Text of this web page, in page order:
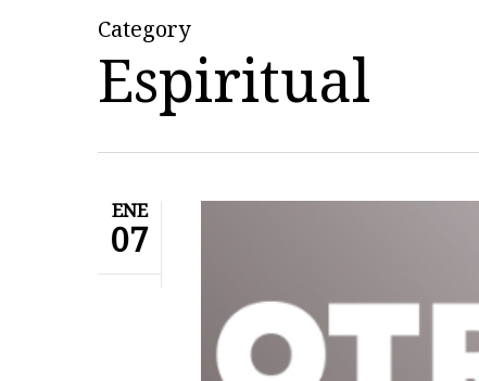
Category
Espiritual
ENE
07